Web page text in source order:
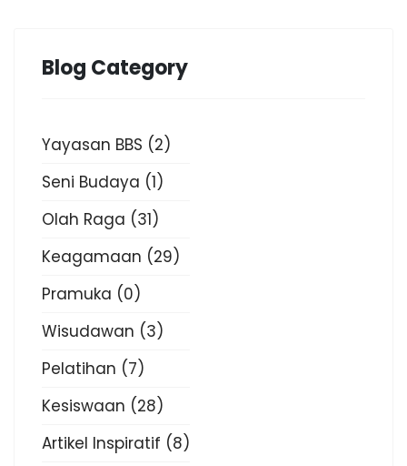
Blog Category
Yayasan BBS (2)
Seni Budaya (1)
Olah Raga (31)
Keagamaan (29)
Pramuka (0)
Wisudawan (3)
Pelatihan (7)
Kesiswaan (28)
Artikel Inspiratif (8)